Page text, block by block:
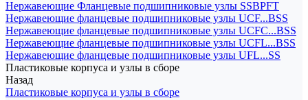
Нержавеющие Фланцевые подшипниковые узлы SSBPFT
Нержавеющие фланцевые подшипниковые узлы UCF...BSS
Нержавеющие фланцевые подшипниковые узлы UCFC...BSS
Нержавеющие фланцевые подшипниковые узлы UCFL...BSS
Нержавеющие фланцевые подшипниковые узлы UFL...SS
Пластиковые корпуса и узлы в сборе
Назад
Пластиковые корпуса и узлы в сборе